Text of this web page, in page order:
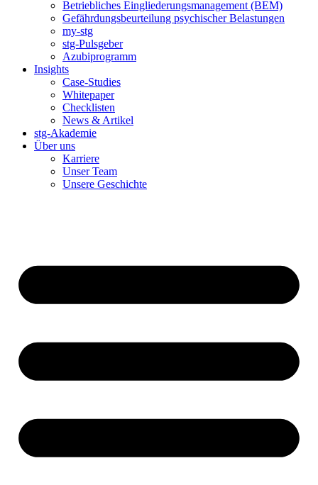
Betriebliches Eingliederungsmanagement (BEM)
Gefährdungsbeurteilung psychischer Belastungen
my-stg
stg-Pulsgeber
Azubiprogramm
Insights
Case-Studies
Whitepaper
Checklisten
News & Artikel
stg-Akademie
Über uns
Karriere
Unser Team
Unsere Geschichte